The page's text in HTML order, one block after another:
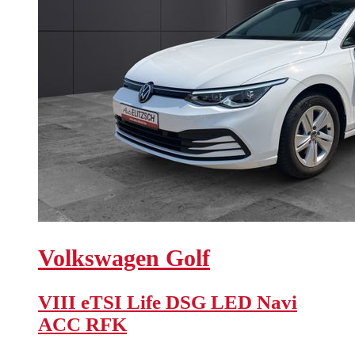
Volkswagen Golf
VIII eTSI Life DSG LED Navi
ACC RFK